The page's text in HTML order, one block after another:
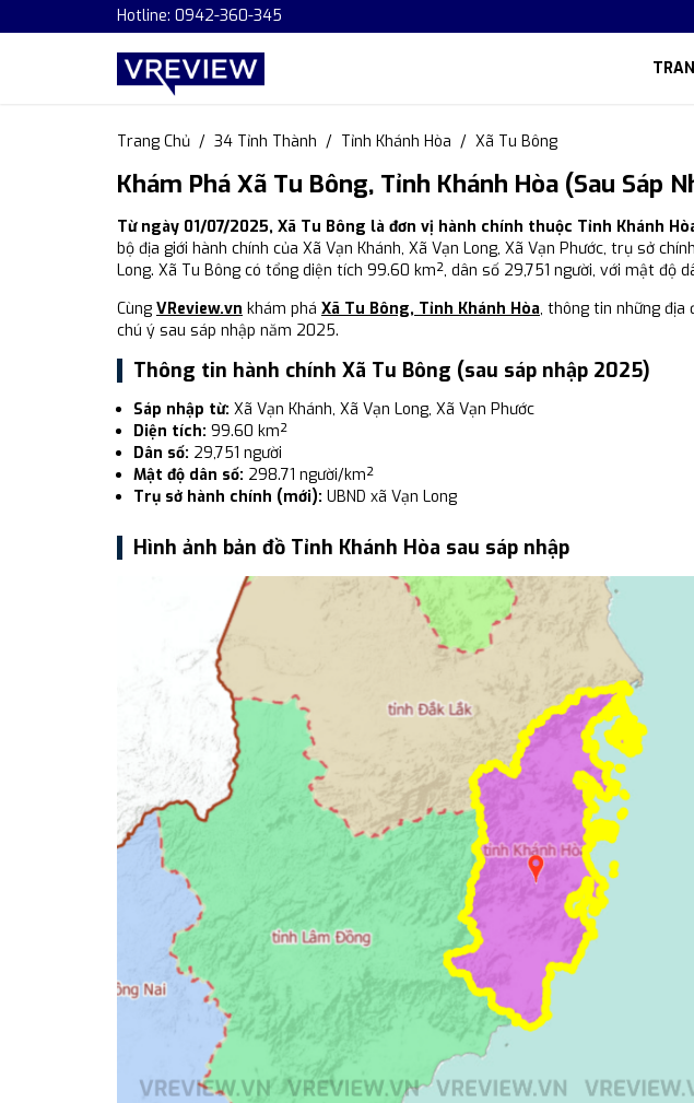
Hotline: 0942-360-345
Trang Chủ 34 Tỉnh Thành Tỉnh Khánh Hòa Xã Tu Bông
Khám Phá Xã Tu Bông, Tỉnh Khánh Hòa (Sau Sáp
Từ ngày 01/07/2025, Xã Tu Bông là đơn vị hành chính thuộc Tỉnh Khánh
bộ địa giới hành chính của Xã Vạn Khánh, Xã Vạn Long, Xã Vạn Phước, trụ sở
Long. Xã Tu Bông có tổng diện tích 99.60 km², dân số 29,751 người, với mật độ
Cùng VReview.vn khám phá Xã Tu Bông, Tỉnh Khánh Hòa, thông tin những địa
chú ý sau sáp nhập năm 2025.
Thông tin hành chính Xã Tu Bông (sau sáp nhập 2025)
Sáp nhập từ: Xã Vạn Khánh, Xã Vạn Long, Xã Vạn Phước
Diện tích: 99.60 km²
Dân số: 29,751 người
Mật độ dân số: 298.71 người/km²
Trụ sở hành chính (mới): UBND xã Vạn Long
Hình ảnh bản đồ Tỉnh Khánh Hòa sau sáp nhập